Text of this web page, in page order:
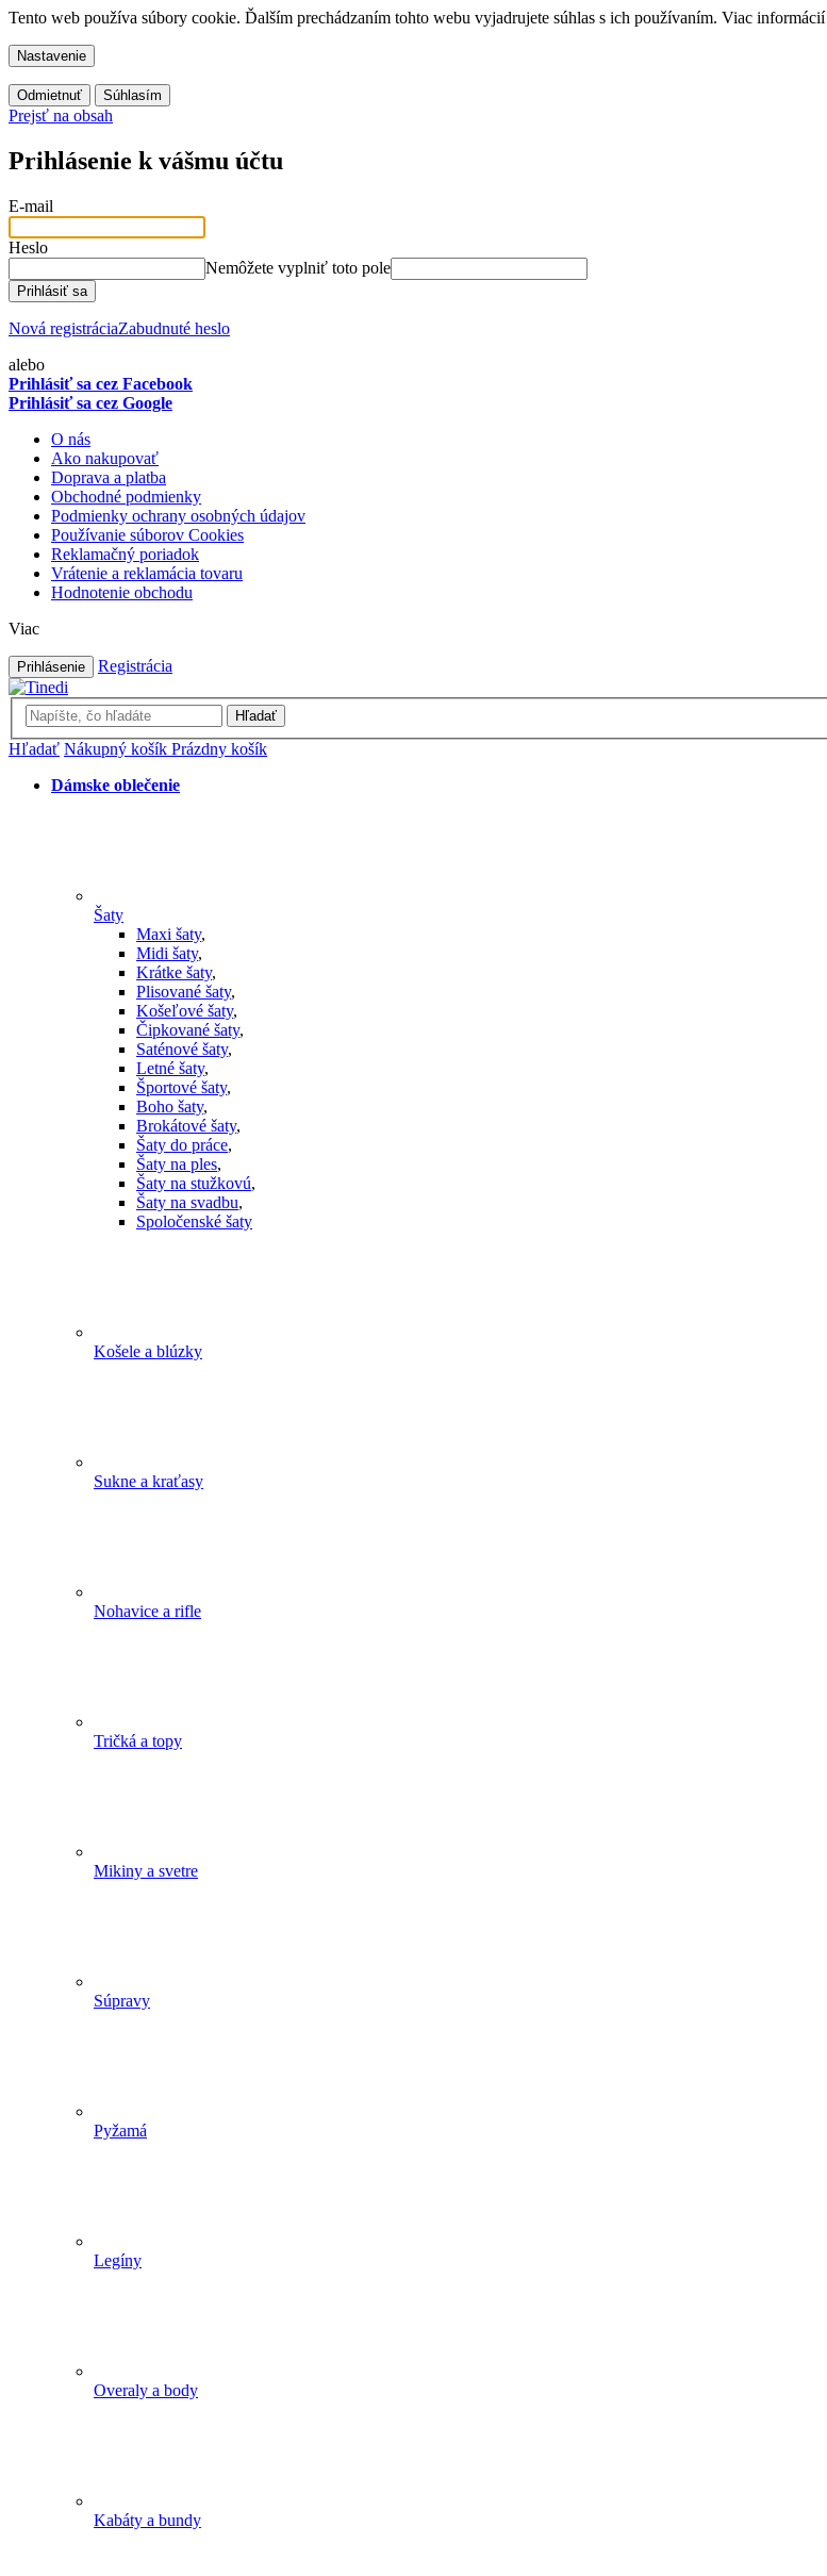
Tento web používa súbory cookie. Ďalším prechádzaním tohto webu vyjadrujete súhlas s ich používaním. Viac informácií
Nastavenie
Odmietnuť Súhlasím
Prejsť na obsah
Prihlásenie k vášmu účtu
E-mail
Heslo
Nemôžete vyplniť toto pole
Prihlásiť sa
Nová registráciaZabudnuté heslo
alebo
Prihlásiť sa cez Facebook
Prihlásiť sa cez Google
O nás
Ako nakupovať
Doprava a platba
Obchodné podmienky
Podmienky ochrany osobných údajov
Používanie súborov Cookies
Reklamačný poriadok
Vrátenie a reklamácia tovaru
Hodnotenie obchodu
Viac
Prihlásenie Registrácia
Hľadať
Hľadať Nákupný košík Prázdny košík
Dámske oblečenie
Šaty
Maxi šaty,
Midi šaty,
Krátke šaty,
Plisované šaty,
Košeľové šaty,
Čipkované šaty,
Saténové šaty,
Letné šaty,
Športové šaty,
Boho šaty,
Brokátové šaty,
Šaty do práce,
Šaty na ples,
Šaty na stužkovú,
Šaty na svadbu,
Spoločenské šaty
Košele a blúzky
Sukne a kraťasy
Nohavice a rifle
Tričká a topy
Mikiny a svetre
Súpravy
Pyžamá
Legíny
Overaly a body
Kabáty a bundy